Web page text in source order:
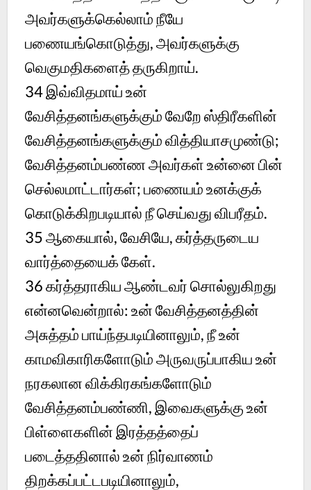
அவர்களுக்கெல்லாம் நீயே
பணையங்கொடுத்து, அவர்களுக்கு
வெகுமதிகளைத் தருகிறாய்.
34 இவ்விதமாய் உன்
வேசித்தனங்களுக்கும் வேறே ஸ்திரீகளின்
வேசித்தனங்களுக்கும் வித்தியாசமுண்டு;
வேசித்தனம்பண்ண அவர்கள் உன்னை பின்
செல்லமாட்டார்கள்; பணையம் உனக்குக்
கொடுக்கிறபடியால் நீ செய்வது விபரீதம்.
35 ஆகையால், வேசியே, கர்த்தருடைய
வார்த்தையைக் கேள்.
36 கர்த்தராகிய ஆண்டவர் சொல்லுகிறது
என்னவென்றால்: உன் வேசித்தனத்தின்
அசுத்தம் பாய்ந்தபடியினாலும், நீ உன்
காமவிகாரிகளோடும் அருவருப்பாகிய உன்
நரகலான விக்கிரகங்களோடும்
வேசித்தனம்பண்ணி, இவைகளுக்கு உன்
பிள்ளைகளின் இரத்தத்தைப்
படைத்ததினால் உன் நிர்வாணம்
திறக்கப்பட்டபடியினாலும்,